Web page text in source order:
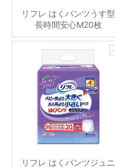
リフレ はくパンツうす型
長時間安心M20枚
リフレ はくパンツジュニ